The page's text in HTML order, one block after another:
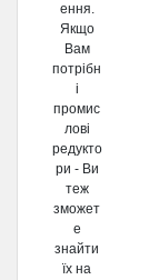
ення.
Якщо
Вам
потрібн
і
промис
лові
редукто
ри - Ви
теж
зможет
е
знайти
їх на